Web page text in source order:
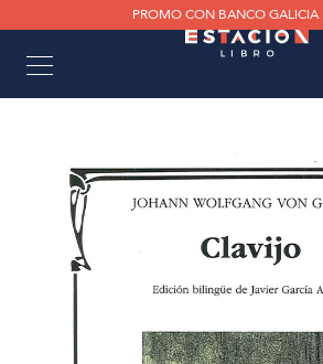
PROMO CON BANCO GALICIA